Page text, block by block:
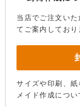
当店でご注文い
てご案内しており
サイズや印刷、
メイド作成につい